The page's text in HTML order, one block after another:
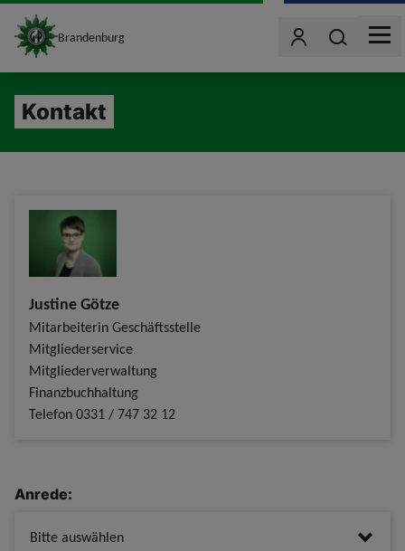
site_logo
Brandenburg BenutzerWonach
MENU
Kontakt
Justine Götze
Mitarbeiterin Geschäftsstelle
Mitgliederservice
Mitgliederverwaltung
Finanzbuchhaltung
Telefon 0331 / 747 32 12
Anrede: